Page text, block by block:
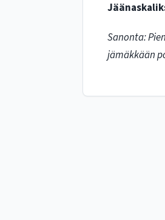
Sanonta:
jämäkkään